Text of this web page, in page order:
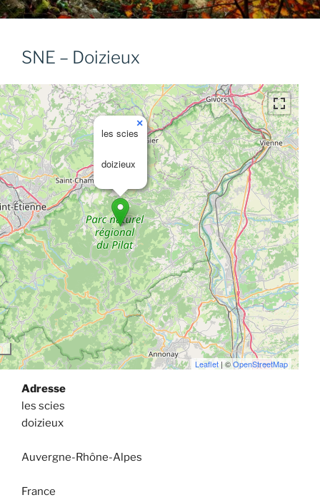
SNE – Doizieux
les scies
doizieux
×
Leaflet | ©OpenStreetMap
Adresse
les scies
doizieux
Auvergne-Rhône-Alpes
France